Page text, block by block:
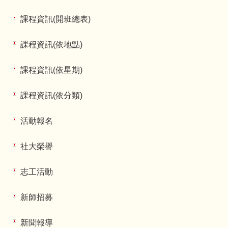
課程資訊(開班總表)
課程資訊(依地點)
課程資訊(依星期)
課程資訊(依分類)
活動報名
社大榮譽
志工活動
新師招募
新聞報導